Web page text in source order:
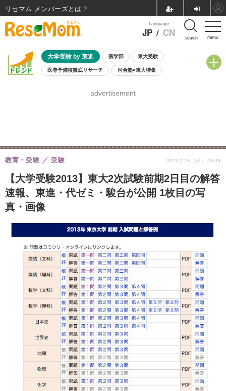
menu
Language
JP / CN search
大学受験 by 東進 医学部 東大受験
医専予備校徹底リサーチ 河合塾×東大特集
8月開催学校説明会・相談会
advertisement
【大学受験2013】東大2次試験前期2日目の解答
速報、東進・代ゼミ・駿台が公開 1枚目の写
真・画像
教育・受験 受験 2013.2.26（火） 20:48
リセマム メンバーズ